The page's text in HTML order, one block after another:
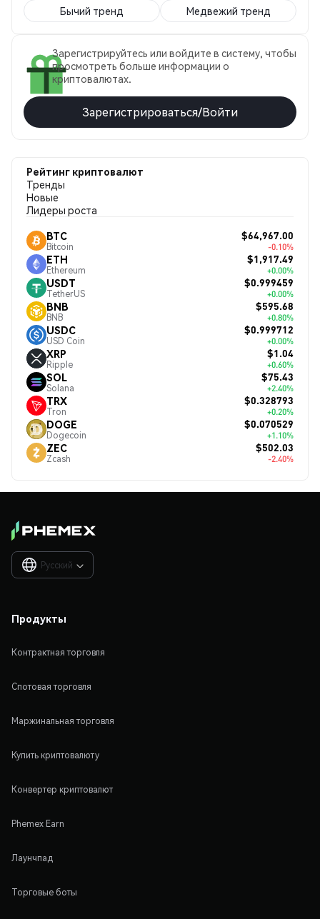
Бычий тренд Медвежий тренд
Зарегистрируйтесь или войдите в систему, чтобы
просмотреть больше информации о
криптовалютах.
Зарегистрироваться/Войти
Рейтинг криптовалют
Тренды
Новые
Лидеры роста
BTC
Bitcoin
$64,967.00
-0.10%
ETH
Ethereum
$1,917.49
+0.00%
USDT
TetherUS
$0.999459
+0.00%
BNB
BNB
$595.68
+0.80%
USDC
USD Coin
$0.999712
+0.00%
XRP
Ripple
$1.04
+0.60%
SOL
Solana
$75.43
+2.40%
TRX
Tron
$0.328793
+0.20%
DOGE
Dogecoin
$0.070529
+1.10%
ZEC
Zcash
$502.03
-2.40%
Русский 
Продукты
Контрактная торговля
Спотовая торговля
Маржинальная торговля
Купить криптовалюту
Конвертер криптовалют
Phemex Earn
Лаунчпад
Торговые боты